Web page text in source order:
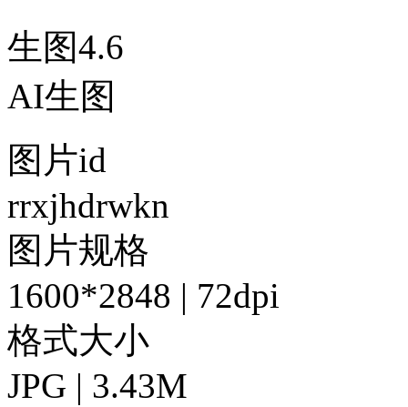
生图4.6
AI生图
图片id
rrxjhdrwkn
图片规格
1600*2848 | 72dpi
格式大小
JPG | 3.43M